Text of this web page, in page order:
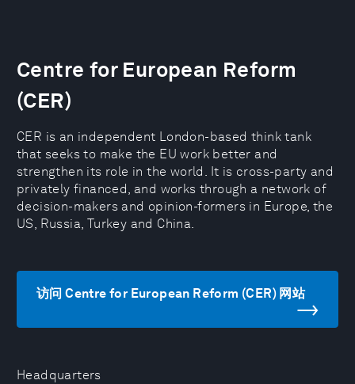
Headquarters
Centre for European Reform
(CER)
CER is an independent London-based think tank
that seeks to make the EU work better and
strengthen its role in the world. It is cross-party and
privately financed, and works through a network of
decision-makers and opinion-formers in Europe, the
US, Russia, Turkey and China.
访问 Centre for European Reform (CER) 网站